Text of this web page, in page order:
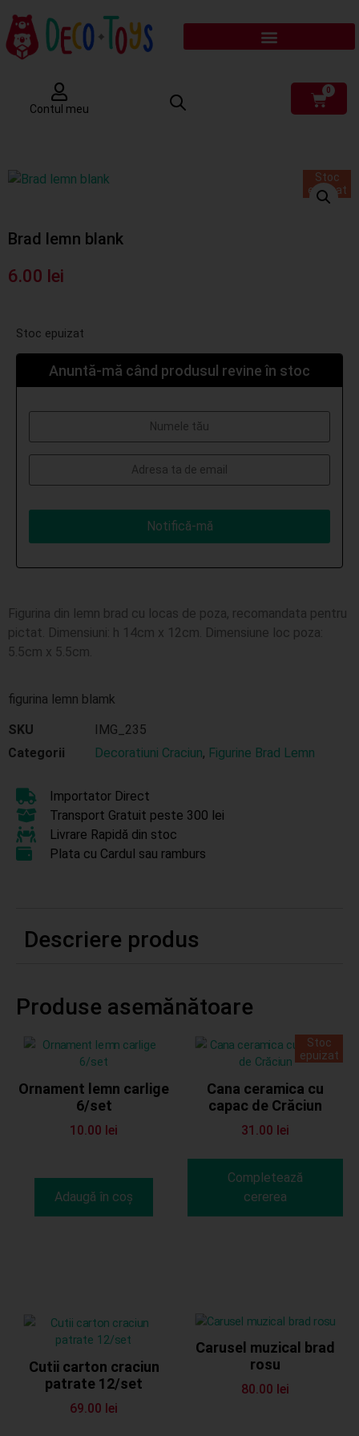
Contul meu
0
Stoc
epuizat
Brad lemn blank
6.00 lei
Stoc epuizat
Anuntă-mă când produsul revine în stoc
Notifică-mă
Figurina din lemn brad cu locas de poza, recomandata pentru
pictat. Dimensiuni: h 14cm x 12cm. Dimensiune loc poza:
5.5cm x 5.5cm.
figurina lemn blamk
SKU
IMG_235
Categorii
Decoratiuni Craciun, Figurine Brad Lemn
Importator Direct
Transport Gratuit peste 300 lei
Livrare Rapidă din stoc
Plata cu Cardul sau ramburs
Descriere produs
Produse asemănătoare
Ornament lemn carlige
6/set
10.00 lei
Adaugă în coș
Stoc
epuizat
Cana ceramica cu
capac de Crăciun
31.00 lei
Completează
cererea
Cutii carton craciun
patrate 12/set
69.00 lei
Carusel muzical brad
rosu
80.00 lei